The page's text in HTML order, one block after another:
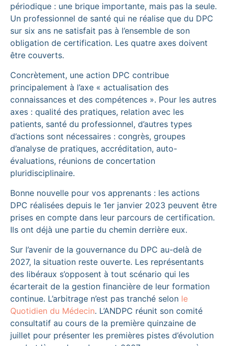
périodique : une brique importante, mais pas la seule.
Un professionnel de santé qui ne réalise que du DPC
sur six ans ne satisfait pas à l’ensemble de son
obligation de certification. Les quatre axes doivent
être couverts.
Concrètement, une action DPC contribue
principalement à l’axe « actualisation des
connaissances et des compétences ». Pour les autres
axes : qualité des pratiques, relation avec les
patients, santé du professionnel, d’autres types
d’actions sont nécessaires : congrès, groupes
d’analyse de pratiques, accréditation, auto-
évaluations, réunions de concertation
pluridisciplinaire.
Bonne nouvelle pour vos apprenants : les actions
DPC réalisées depuis le 1er janvier 2023 peuvent être
prises en compte dans leur parcours de certification.
Ils ont déjà une partie du chemin derrière eux.
Sur l’avenir de la gouvernance du DPC au-delà de
2027, la situation reste ouverte. Les représentants
des libéraux s’opposent à tout scénario qui les
écarterait de la gestion financière de leur formation
continue. L’arbitrage n’est pas tranché selon le
Quotidien du Médecin. L’ANDPC réunit son comité
consultatif au cours de la première quinzaine de
juillet pour présenter les premières pistes d’évolution